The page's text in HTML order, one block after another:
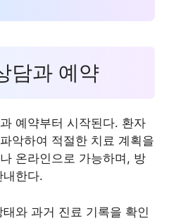
담과 예약
예약부터 시작된다. 환자
악하여 적절한 치료 계획을
온라인으로 가능하며, 방
내한다.
와 과거 진료 기록을 확인